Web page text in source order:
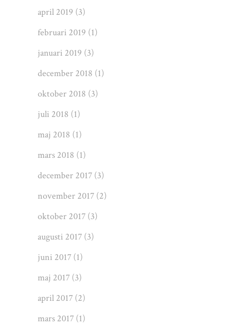
april 2019 (3)
februari 2019 (1)
januari 2019 (3)
december 2018 (1)
oktober 2018 (3)
juli 2018 (1)
maj 2018 (1)
mars 2018 (1)
december 2017 (3)
november 2017 (2)
oktober 2017 (3)
augusti 2017 (3)
juni 2017 (1)
maj 2017 (3)
april 2017 (2)
mars 2017 (1)